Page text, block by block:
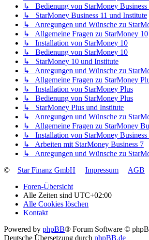
↳ Bedienung von StarMoney Business
↳ StarMoney Business 11 und Institute
↳ Anregungen und Wünsche zu
↳ Allgemeine Fragen zu StarMoney 10
↳ Installation von StarMoney 10
↳ Bedienung von StarMoney 10
↳ StarMoney 10 und Institute
↳ Anregungen und Wünsche zu
↳ Allgemeine Fragen zu StarMoney
↳ Installation von StarMoney Plus
↳ Bedienung von StarMoney Plus
↳ StarMoney Plus und Institute
↳ Anregungen und Wünsche zu
↳ Allgemeine Fragen zu StarMoney
↳ Installation von StarMoney Business
↳ Arbeiten mit StarMoney Business 7
↳ Anregungen und Wünsche zu
©
Star Finanz GmbH Impressum AGB
Foren-Übersicht
Alle Zeiten sind UTC+02:00
Alle Cookies löschen
Kontakt
Powered by phpBB® Forum Software ©
Deutsche Übersetzung durch phpBB.de